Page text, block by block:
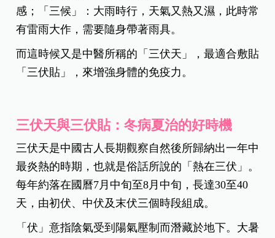
感；「三候」：大雨時行，天氣又熱又濕，此時常
有雷雨大作，需要隨身帶著雨具。
而這時候又是中醫所稱的「三伏天」，最適合敷貼
「三伏貼」，來增強身體的免疫力。
三伏天與三伏貼：冬病夏治的好時機
三伏天是中國古人長期觀察自然後所歸納出一年中
最炎熱的時期，也就是俗話所說的「熱在三伏」。
每年約落在國曆7月中旬至8月中旬，長達30至40
天，由初伏、中伏及末伏三個時段組成。
「伏」意指陰氣受到陽氣壓制而潛藏於地下。大暑